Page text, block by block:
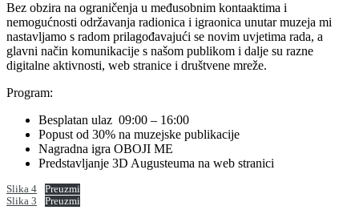
Bez obzira na ograničenja u međusobnim kontaaktima i
nemogućnosti održavanja radionica i igraonica unutar muzeja mi
nastavljamo s radom prilagođavajući se novim uvjetima rada, a
glavni način komunikacije s našom publikom i dalje su razne
digitalne aktivnosti, web stranice i društvene mreže.
Program:
Besplatan ulaz 09:00 – 16:00
Popust od 30% na muzejske publikacije
Nagradna igra OBOJI ME
Predstavljanje 3D Augusteuma na web stranici
Slika 4
Preuzmi
Slika 3
Preuzmi